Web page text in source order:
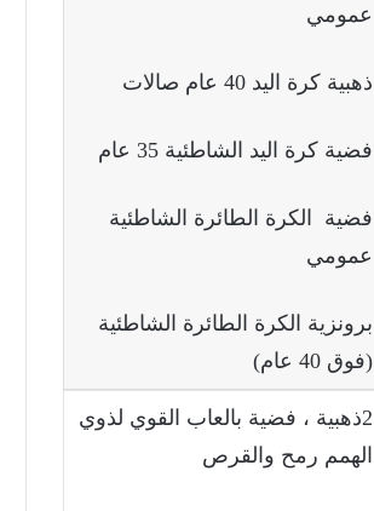
عمومي
ذهبية كرة اليد 40 عام صالات
فضية كرة اليد الشاطئية 35 عام
فضية الكرة الطائرة الشاطئية
عمومي
برونزية الكرة الطائرة الشاطئية
(فوق 40 عام)
2ذهبية ، فضية بالعاب القوي لذوي
الهمم رمح والقرص